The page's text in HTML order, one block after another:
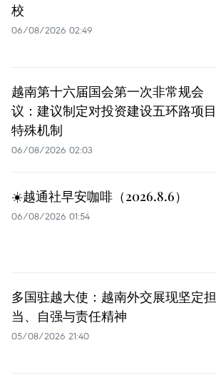
校
06/08/2026 02:49
越南第十六届国会第一次非常规会
议：建议制定对投资建设五环路项目
特殊机制
06/08/2026 02:03
☀️越通社早安咖啡（2026.8.6）
06/08/2026 01:54
多国驻越大使：越南外交展现坚定担
当、自强与责任精神
05/08/2026 21:40